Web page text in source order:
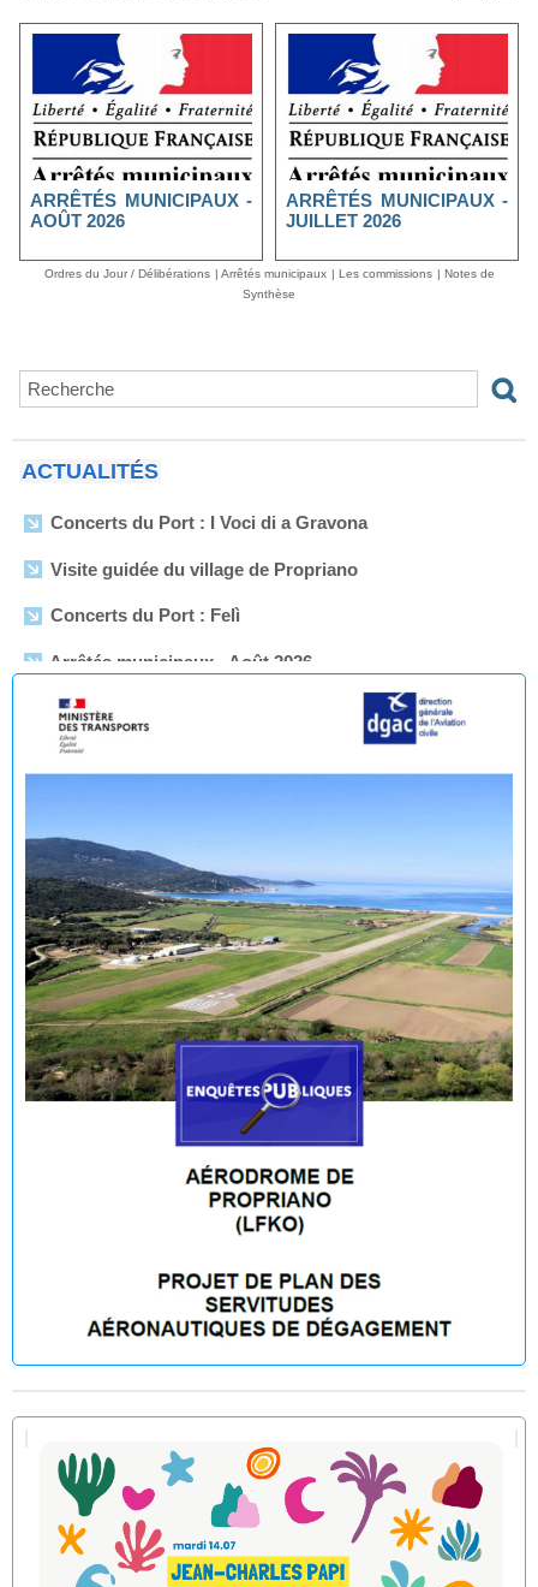
ARRÊTÉS MUNICIPAUX -
AOÛT 2026
ARRÊTÉS MUNICIPAUX -
JUILLET 2026
Ordres du Jour / Délibérations | Arrêtés municipaux | Les commissions | Notes de
Synthèse
ACTUALITÉS
Enquête publique en vue de l'Établissement du plan de
servitudes aéronautiques de dégagement de l’aérodrome
de Propriano
🟢 🌊 Réouverture à la baignade : Plage du Lido -
Fermeture temporaire de la baignade Plage du Lido -
Purraja par mesure de précaution
Décision du Maire du 09 juillet 2026